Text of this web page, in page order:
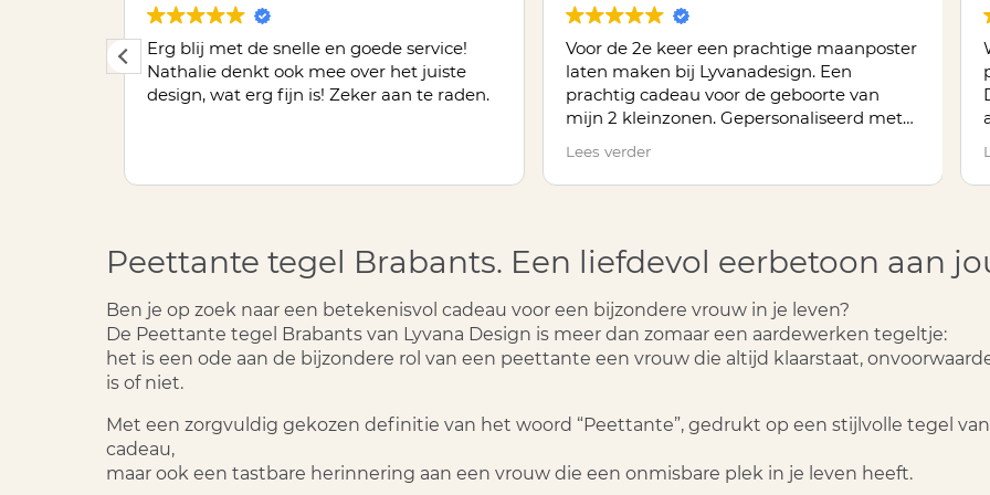
Erg blij met de snelle en goede service!
Nathalie denkt ook mee over het juiste
design, wat erg fijn is! Zeker aan te raden.
Voor de 2e keer een prachtige maanposter
laten maken bij Lyvanadesign. Een
prachtig cadeau voor de geboorte van
mijn 2 kleinzonen. Gepersonaliseerd met
betekenis van de maanstand en geboorte
bloem. Prachtig en zorgvuldig verpakt.
Lees verder
Peettante tegel Brabants. Een liefdevol eerbetoon aan
Ben je op zoek naar een betekenisvol cadeau voor een bijzondere vrouw in je leven?
De Peettante tegel Brabants van Lyvana Design is meer dan zomaar een aardewerken tegeltje:
het is een ode aan de bijzondere rol van een peettante een vrouw die altijd klaarstaat,
is of niet.
Met een zorgvuldig gekozen definitie van het woord “Peettante”, gedrukt op een stijlvolle tegel van
cadeau,
maar ook een tastbare herinnering aan een vrouw die een onmisbare plek in je leven heeft.